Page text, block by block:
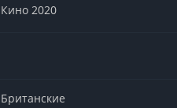
Кино 2020
Британские